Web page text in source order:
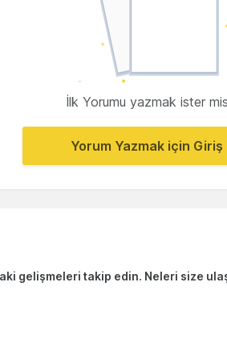
İlk Yorumu yazmak ister
Yorum Yazmak için Giriş
gelişmeleri takip edin. Neleri size